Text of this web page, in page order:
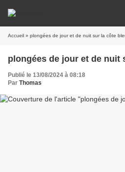
Accueil » plongées de jour et de nuit sur la côte
plongées de jour et de nuit
Publié le 13/08/2024 à 08:18
Par Thomas